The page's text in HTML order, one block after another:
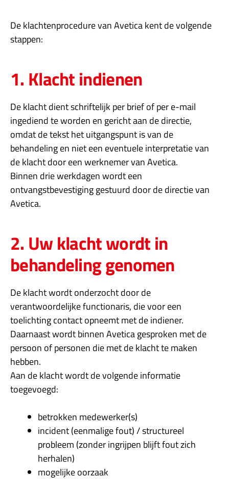
De klachtenprocedure van Avetica kent de volgende
stappen:
1. Klacht indienen
De klacht dient schriftelijk per brief of per e-mail
ingediend te worden en gericht aan de directie,
omdat de tekst het uitgangspunt is van de
behandeling en niet een eventuele interpretatie van
de klacht door een werknemer van Avetica.
Binnen drie werkdagen wordt een
ontvangstbevestiging gestuurd door de directie van
Avetica.
2. Uw klacht wordt in
behandeling genomen
De klacht wordt onderzocht door de
verantwoordelijke functionaris, die voor een
toelichting contact opneemt met de indiener.
Daarnaast wordt binnen Avetica gesproken met de
persoon of personen die met de klacht te maken
hebben.
Aan de klacht wordt de volgende informatie
toegevoegd:
betrokken medewerker(s)
incident (eenmalige fout) / structureel
probleem (zonder ingrijpen blijft fout zich
herhalen)
mogelijke oorzaak